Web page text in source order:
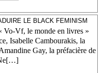
LE BLACK FEMINISM
Vo-Vf, le monde en livres »
Isabelle Cambourakis, la
Gay, la préfacière de